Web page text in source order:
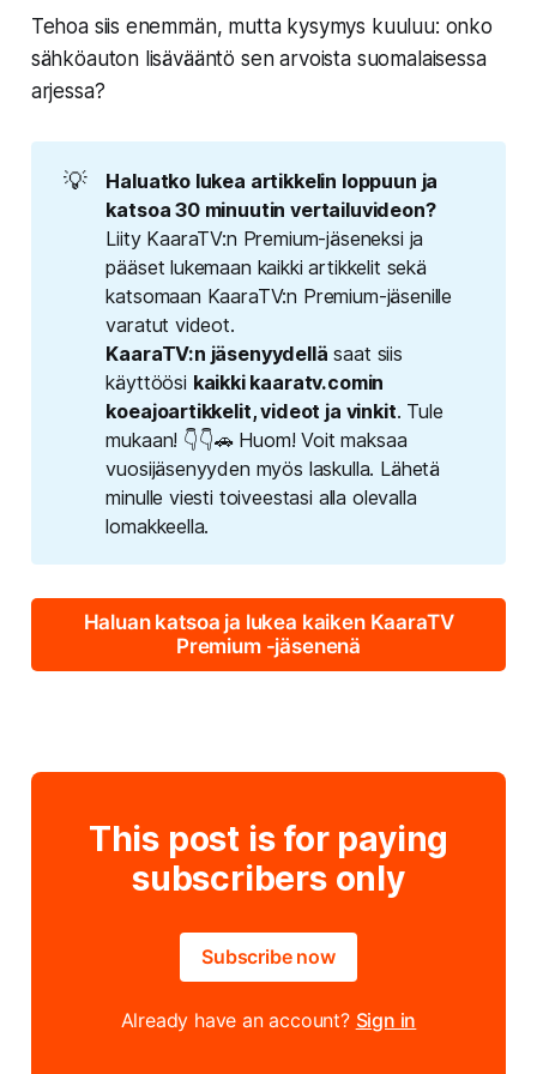
Tehoa siis enemmän, mutta kysymys kuuluu: onko
sähköauton lisävääntö sen arvoista suomalaisessa
arjessa?
💡
Haluatko lukea artikkelin loppuun ja
katsoa 30 minuutin vertailuvideon?
Liity KaaraTV:n Premium-jäseneksi ja
pääset lukemaan kaikki artikkelit sekä
katsomaan KaaraTV:n Premium-jäsenille
varatut videot.
KaaraTV:n jäsenyydellä saat siis
käyttöösi kaikki kaaratv.comin
koeajoartikkelit, videot ja vinkit. Tule
mukaan! 👇👇🚗 Huom! Voit maksaa
vuosijäsenyyden myös laskulla. Lähetä
minulle viesti toiveestasi alla olevalla
lomakkeella.
Haluan katsoa ja lukea kaiken KaaraTV
Premium -jäsenenä
This post is for paying
subscribers only
Subscribe now
Already have an account? Sign in